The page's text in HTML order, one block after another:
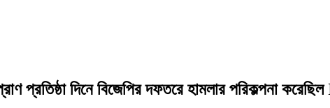
দিনে বিজেপির দফতরে হামলার পরিকল্পনা